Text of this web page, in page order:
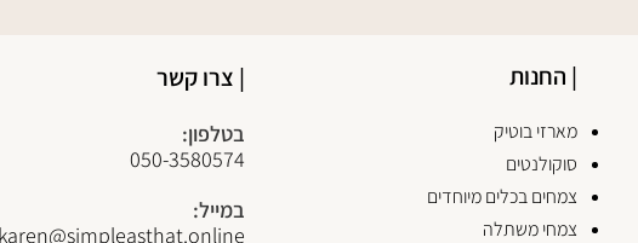
| צרו קשר
בטלפון:
050-3580574
במייל:
| החנות
מארזי בוטיק
סוקולנטים
צמחים בכלים מיוחדים
צמחי משתלה